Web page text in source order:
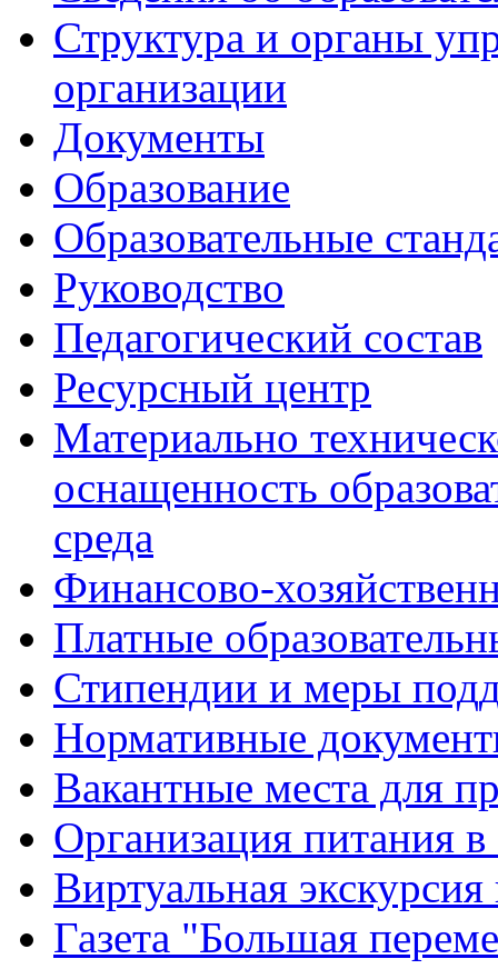
Структура и органы
организации
Документы
Образование
Образовательные
Руководство
Педагогический состав
Ресурсный центр
Материально
оснащенность
среда
Финансово-
Платные
Стипендии и меры
Нормативные
Вакантные места для
Организация питания в
Виртуальная
Газета "Большая